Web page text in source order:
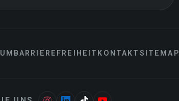
BARRIEREFREIHEIT KONTAKT SITEMAP